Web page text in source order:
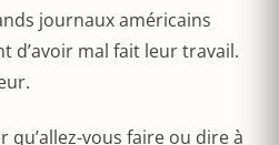
journaux américains
d’avoir mal fait leur travail.
qu’allez-vous faire ou dire à